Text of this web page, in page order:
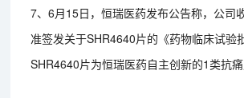
7、6月15日，恒瑞医药发布公告称，公司
准签发关于SHR4640片的《药物临床试验
SHR4640片为恒瑞医药自主创新的1类抗痛